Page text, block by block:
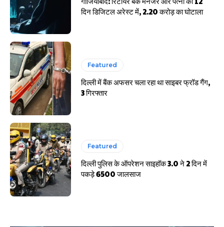
दिन डिजिटल अरेस्ट में, 2.20 करोड़ का घोटाला
Featured
दिल्ली में बैंक अफसर चला रहा था साइबर फ्रॉड गैंग,
3 गिरफ्तार
Featured
दिल्ली पुलिस के ऑपरेशन साइहॉक 3.0 ने 2 दिन में
पकड़े 6500 जालसाज